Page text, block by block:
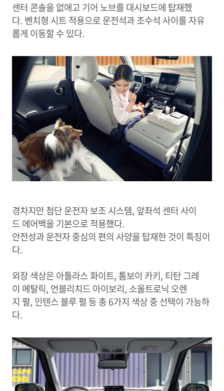
센터 콘솔을 없애고 기어 노브를 대시보드에 탑재했
다. 벤치형 시트 적용으로 운전석과 조수석 사이를 자유
롭게 이동할 수 있다.
경차지만 첨단 운전자 보조 시스템, 앞좌석 센터 사이
드 에어백을 기본으로 적용했다.
안전성과 운전자 중심의 편의 사양을 탑재한 것이 특징이
다.
외장 색상은 아틀라스 화이트, 톰보이 카키, 티탄 그레
이 메탈릭, 언블리치드 아이보리, 소울트로닉 오렌
지 펄, 인텐스 블루 펄 등 총 6가지 색상 중 선택이 가능하
다.